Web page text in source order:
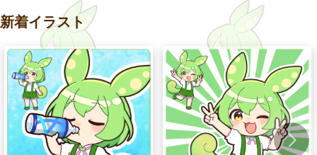
新着イラスト